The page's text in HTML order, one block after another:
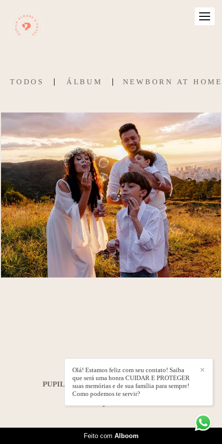
TODOS ÁLBUM NEWBORN AT HOME
295 27
PUPILA ÁLBUNS E FOTOS/CONTATO
✕
Olá! Estamos feliz com seu contato! Saiba
que será uma honra CUIDAR E PROTEGER
suas memórias e de sua família para sempre!
Como podemos te servir?
Feito com Alboom